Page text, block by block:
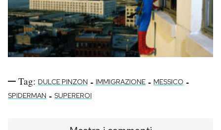
Tag: DULCE PINZON - IMMIGRAZIONE - MESSICO -
SPIDERMAN - SUPEREROI